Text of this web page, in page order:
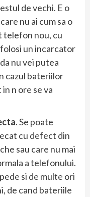
de vechi. E o
nu ai cum sa o
telefon nou, cu
un incarcator
nu vei putea
cazul bateriilor
n ore se va
. Se poate
cu defect din
sau care nu mai
a telefonului.
si de multe ori
de cand bateriile